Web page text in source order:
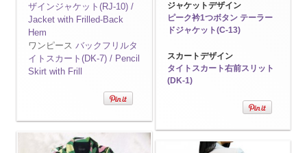
ザインジャケット(RJ-10) /
Jacket with Frilled-Back
Hem
ワンピースバックフリルタ
イトスカート(DK-7) / Pencil
Skirt with Frill
ジャケットデザイン
ピーク衿1つボタン テーラー
ドジャケット(C-13)
スカートデザイン
タイトスカート右前スリット
(DK-1)